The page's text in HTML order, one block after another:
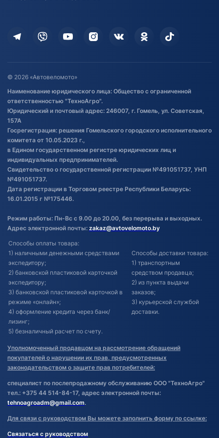
Дополнительные услуги
Оставить отзыв
Договор публичной оферты
Обработка файлов cookie
Постановка транспорта на учет
Обновления в ЭПТС 2024
© 2026 «Автовеломото»
Наименование юридического лица: Общество с ограниченной
ответственностью "ТехноАгро".
Юридический и почтовый адрес: 246007, г. Гомель, ул. Советская,
157А
Госрегистрация: решения Гомельского городского исполнительного
комитета от 10.05.2023 г.,
в Едином государственном регистре юридических лиц и
индивидуальных предпринимателей.
Свидетельство о государственной регистрации №491051737, УНП
№491051737.
Дата регистрации в Торговом реестре Республики Беларусь:
16.01.2015 г №175446.
Режим работы: Пн-Вс с 9.00 до 20.00, без перерыва и выходных.
Адрес электронной почты: zakaz@avtovelomoto.by
Способы оплаты товара:
1) наличными денежными средствами
экспедитору;
2) банковской пластиковой карточкой
экспедитору;
3) банковской пластиковой карточкой в
режиме «онлайн»;
4) оформление кредита через банк/
лизинг;
5) безналичный расчет по счету.
Способы доставки товара:
1) транспортным
средством продавца;
2) из пункта выдачи
заказов;
3) курьерской службой
доставки.
Уполномоченный продавцом на рассмотрение обращений
покупателей о нарушении их прав, предусмотренных
законодательством о защите прав потребителей:
специалист по послепродажному обслуживанию ООО "ТехноАгро"
тел.: +375 44 514-84-17, адрес электронной почты:
tehnoagroadm@gmail.com.
Для связи с руководством Вы можете заполнить форму по ссылке:
Связаться с руководством